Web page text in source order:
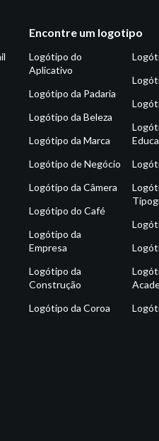
Encontre um logotipo
Logótipo do
Aplicativo
Logótipo da Padaria
Logótipo da Beleza
Logótipo da Marca
Logótipo de Negócio
Logótipo da Câmera
Logótipo do Café
Logótipo da
Empresa
Logótipo da
Construção
Logótipo da Coroa